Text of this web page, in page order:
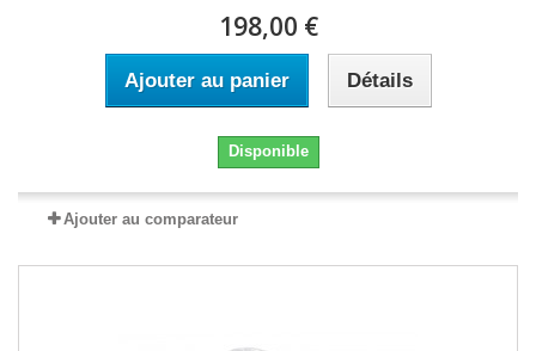
198,00 €
Ajouter au panier Détails
Disponible
Ajouter au comparateur